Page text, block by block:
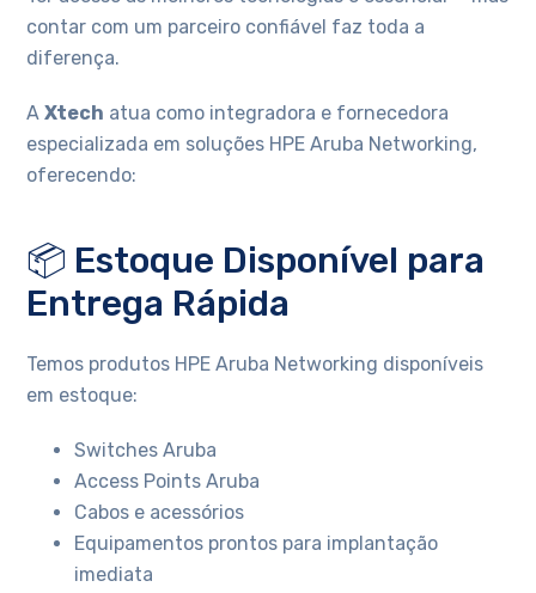
contar com um parceiro confiável faz toda a
diferença.
AXtech atua como integradora e fornecedora
especializada em soluções HPE Aruba Networking,
oferecendo:
📦 Estoque Disponível para
Entrega Rápida
Temos produtos HPE Aruba Networking disponíveis
em estoque:
Switches Aruba
Access Points Aruba
Cabos e acessórios
Equipamentos prontos para implantação
imediata